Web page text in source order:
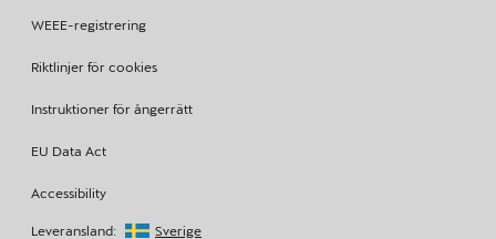
WEEE-registrering
Riktlinjer för cookies
Instruktioner för ångerrätt
EU Data Act
Accessibility
Leveransland: Sverige